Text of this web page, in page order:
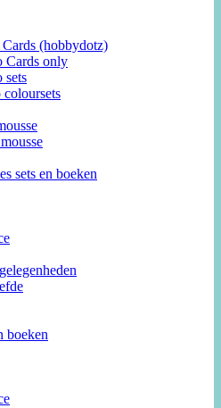
(hobbydotz)
Cards only
sets
sets en boeken
boeken